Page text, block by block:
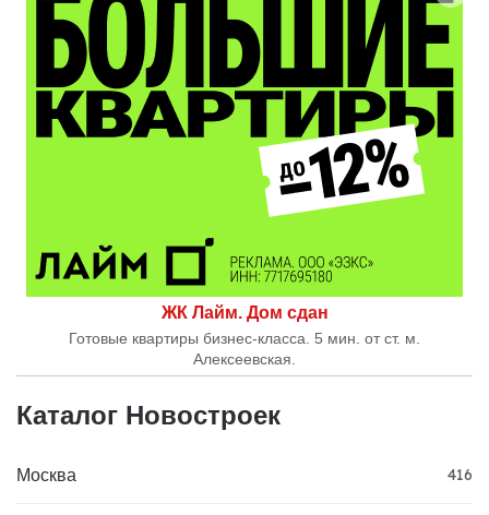
ЖК Лайм. Дом сдан
Готовые квартиры бизнес-класса. 5 мин. от ст. м.
Алексеевская.
Каталог Новостроек
Москва 416